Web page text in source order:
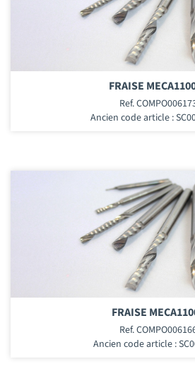
FRAISE
Ref.
Ancien code article :
FRAISE
Ref.
Ancien code article :